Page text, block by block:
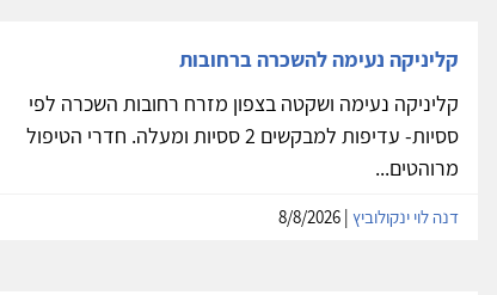
קליניקה נעימה להשכרה ברחובות
קליניקה נעימה ושקטה בצפון מזרח רחובות השכרה לפי
ססיות- עדיפות למבקשים 2 ססיות ומעלה. חדרי הטיפול
מרוהטים...
דנה לוי ינקולוביץ